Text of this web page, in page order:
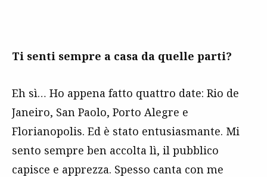
Ti senti sempre a casa da quelle parti?
Eh sì… Ho appena fatto quattro date: Rio de
Janeiro, San Paolo, Porto Alegre e
Florianopolis. Ed è stato entusiasmante. Mi
sento sempre ben accolta lì, il pubblico
capisce e apprezza. Spesso canta con me